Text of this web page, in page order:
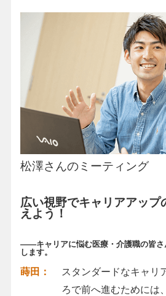
松澤さんのミーティング
広い視野でキャリアアップ
えよう！
――キャリアに悩む医療・介護職の皆さ
します。
蒔田：
スタンダードなキャリ
ろで前へ進むためには